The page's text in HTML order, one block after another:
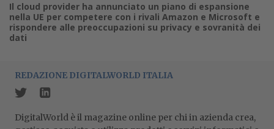
Il cloud provider ha annunciato un piano di espansione
nella UE per competere con i rivali Amazon e Microsoft e
rispondere alle preoccupazioni su privacy e sovranità dei
dati
REDAZIONE DIGITALWORLD ITALIA
DigitalWorld è il magazine online per chi in azienda crea,